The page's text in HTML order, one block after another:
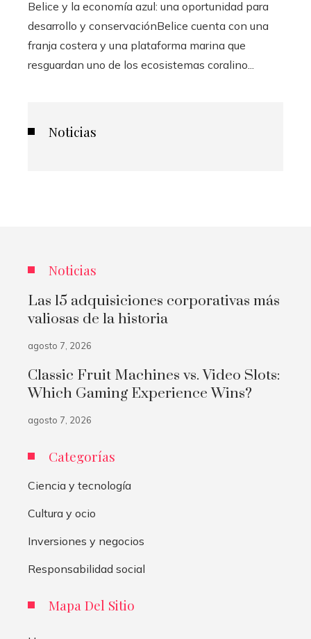
Belice y la economía azul: una oportunidad para
desarrollo y conservaciónBelice cuenta con una
franja costera y una plataforma marina que
resguardan uno de los ecosistemas coralino...
Noticias
Noticias
Las 15 adquisiciones corporativas más
valiosas de la historia
agosto 7, 2026
Classic Fruit Machines vs. Video Slots:
Which Gaming Experience Wins?
agosto 7, 2026
Categorías
Ciencia y tecnología
Cultura y ocio
Inversiones y negocios
Responsabilidad social
Mapa Del Sitio